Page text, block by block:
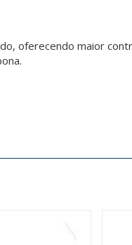
oferecendo maior